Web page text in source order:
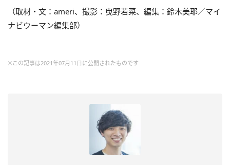
（取材・文：ameri、撮影：曳野若菜、編集：鈴木美耶／マイ
ナビウーマン編集部）
※この記事は2021年07月11日に公開されたものです